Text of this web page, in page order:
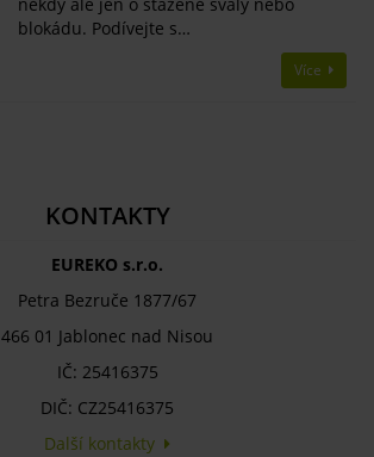
někdy ale jen o stažené svaly nebo
blokádu. Podívejte s…
Více
KONTAKTY
EUREKO s.r.o.
Petra Bezruče 1877/67
466 01 Jablonec nad Nisou
IČ: 25416375
DIČ: CZ25416375
Další kontakty